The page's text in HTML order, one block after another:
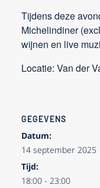
Tijdens deze
Michelindiner
wijnen en live
Locatie: Van der
GEGEVENS
Datum:
14 september 2025
Tijd:
18:00 - 23:00